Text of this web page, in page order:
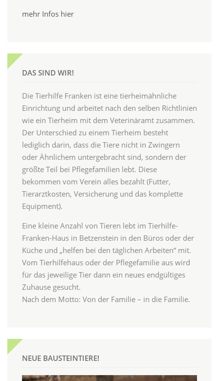
mehr Infos hier
DAS SIND WIR!
Die Tierhilfe Franken ist eine tierheimähnliche
Einrichtung und arbeitet nach den selben Richtlinien
wie ein Tierheim mit dem Veterinäramt zusammen.
Der Unterschied zu einem Tierheim besteht
lediglich darin, dass die Tiere nicht in Zwingern
oder Ähnlichem untergebracht sind, sondern der
größte Teil bei Pflegefamilien lebt. Diese
bekommen vom Verein alles bezahlt (Futter,
Tierarztkosten, Versicherung und das komplette
Equipment).
Eine kleine Anzahl von Tieren lebt im Tierhilfe-
Franken-Haus in Betzenstein in den Büros oder der
Küche und „helfen bei den täglichen Arbeiten“ mit.
Vom Tierhilfehaus oder der Pflegefamilie aus wird
für das jeweilige Tier dann ein neues endgültiges
Zuhause gesucht.
Nach dem Motto: Von der Familie – in die Familie.
NEUE BAUSTEINTIERE!